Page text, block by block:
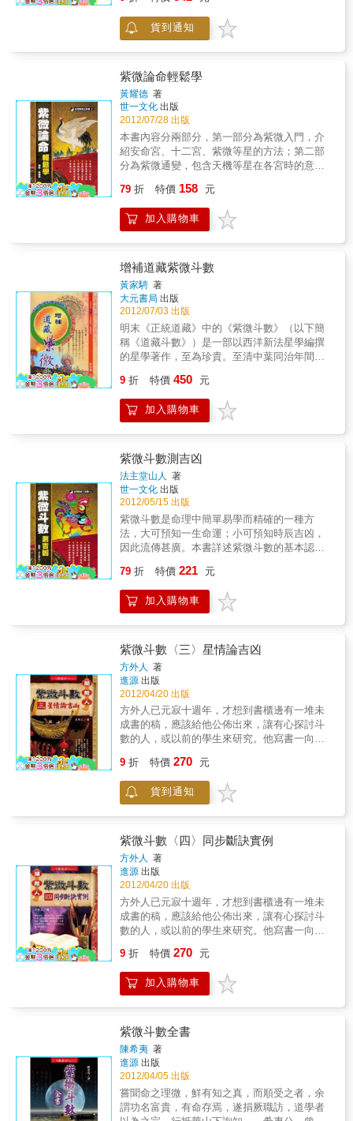
個性吐槽及日常建議，用淺顯生活化的語言幫
助記憶紫微斗數的學習重點。
整體命理上所顯現的作用。
貨到通知
紫微論命輕鬆學
黃耀德 著
世一文化 出版
2012/07/28 出版
本書內容分兩部分，第一部分為紫微入門，介
紹安命宮、十二宮、紫微等星的方法；第二部
分為紫微通變，包含天機等星在各宮時的意義
佳參考。
79 折 特價 158 元
加入購物車
增補道藏紫微斗數
黃家騁 著
大元書局 出版
2012/07/03 出版
明末《正統道藏》中的《紫微斗數》（以下簡
稱《道藏斗數》）是一部以西洋新法星學編撰
的星學著作，至為珍貴。至清中葉同治年間，
稱《百星斗數》），題名陳希夷著，實係偽托
先哲之名。欲分辨兩者真偽，極其容易，前者
符合天命天則，而後者完全悖離天道天則，因
本書重刊《道藏斗數》，不著撰人，共三卷。
筆者以創新的角度增補重校該書，並以數十年
《易經》、中西星象、曆學數算的基礎，對
《紫微斗數》作出全新的詮釋與解讀，以圖
表、實例，詳細解析《斗數》的真偽版本與學
理。希望本書的出版能開創一個星命學研究的
新方向，改正《紫微斗數》錯誤的舊法，並公
開道家真傳與《道藏斗數》的不傳之祕，不讓
後學者浪擲光陰，空勞費力，誤讀偽書，傳授
9 折 特價 450 元
加入購物車
紫微斗數測吉凶
法主堂山人 著
世一文化 出版
2012/05/15 出版
紫微斗數是命理中簡單易學而精確的一種方
法，大可預知一生命運；小可預知時辰吉凶，
因此流傳甚廣。本書詳述紫微斗數的基本認
範例，是簡單有系統的專書。
79 折 特價 221 元
加入購物車
紫微斗數〈三〉星情論吉凶
方外人 著
進源 出版
2012/04/20 出版
方外人已元寂十週年，才想到書櫃邊有一堆未
成書的稿，應該給他公佈出來，讓有心探討斗
數的人，或以前的學生來研究。他寫書一向是
但有跡可尋，每顆星立象後的不同，也隨著個
人的習性與修為有所改變，斗數配合河洛之
後，更可找出方位，來趨吉避凶。同樣的年月
性，個性就決定一個人的命運。如何改命、改
運、可透過不同的管道、不斷的學習、如宗
教、禪修、內觀、善知識的指引，生活的歷
練，再再能激發一個向善的心，向上的潛能，
檢視自己的生活，行為模式，有次第的，未改
變，相信你也可以成為世界第一等好命的人。
9 折 特價 270 元
貨到通知
紫微斗數〈四〉同步斷訣實例
方外人 著
進源 出版
2012/04/20 出版
方外人已元寂十週年，才想到書櫃邊有一堆未
成書的稿，應該給他公佈出來，讓有心探討斗
數的人，或以前的學生來研究。他寫書一向是
但有跡可尋，每顆星立象後的不同，也隨著個
人的習性與修為有所改變，斗數配合河洛之
後，更可找出方位，來趨吉避凶。同樣的年月
性，個性就決定一個人的命運。如何改命、改
運、可透過不同的管道、不斷的學習、如宗
教、禪修、內觀、善知識的指引，生活的歷
練，再再能激發一個向善的心，向上的潛能，
檢視自己的生活，行為模式，有次第的，未改
變，相信你也可以成為世界第一等好命的人。
9 折 特價 270 元
加入購物車
紫微斗數全書
陳希夷 著
進源 出版
2012/04/05 出版
嘗聞命之理微，鮮有知之真，而順受之者，余
謂功名富貴，有命存焉，遂捐厥職訪，道學者